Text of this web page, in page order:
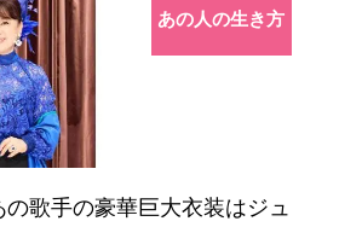
あの人の生き方
歌手の豪華巨大衣装はジュ